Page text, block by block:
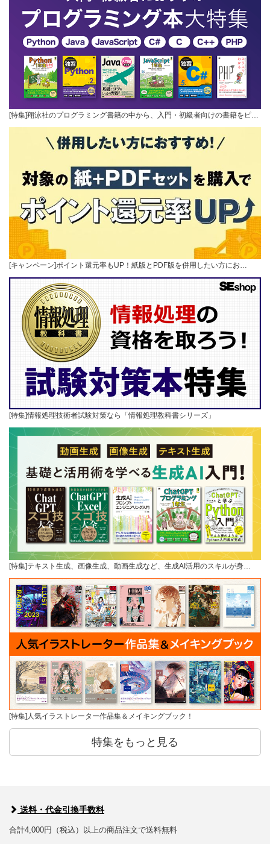
[特集]翔泳社のプログラミング書籍の中から、入門・初級者向けの書籍をピ…
[キャンペーン]ポイント還元率もUP！紙版とPDF版を併用したい方にお…
[特集]情報処理技術者試験対策なら「情報処理教科書シリーズ」
[特集]テキスト生成、画像生成、動画生成など、生成AI活用のスキルが身…
[特集]人気イラストレーター作品集＆メイキングブック！
特集をもっと見る
送料・代金引換手数料
合計4,000円（税込）以上の商品注文で送料無料